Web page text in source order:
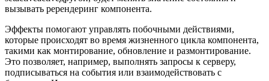
вызывать ререндеринг компонента.
Эффекты помогают управлять побочными действиями,
которые происходят во время жизненного цикла компонента,
такими как монтирование, обновление и размонтирование.
Это позволяет, например, выполнять запросы к серверу,
подписываться на события или взаимодействовать с